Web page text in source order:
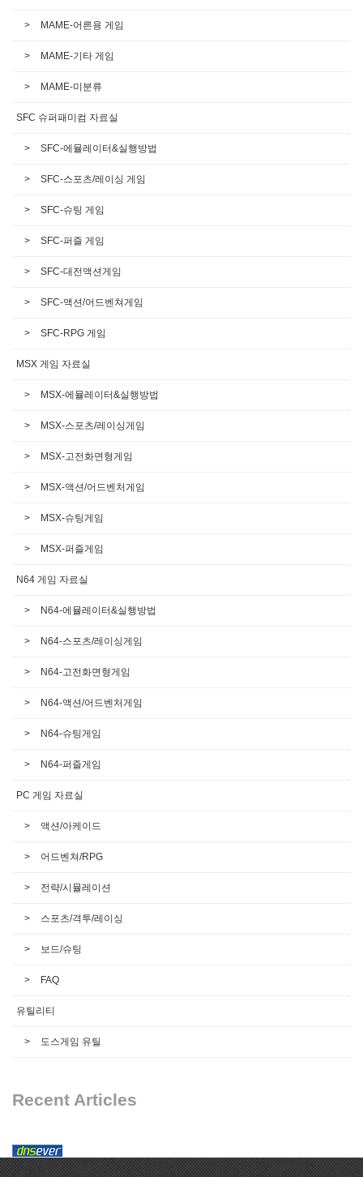
MAME-어른용 게임
MAME-기타 게임
MAME-미분류
SFC 슈퍼패미컴 자료실
SFC-에뮬레이터&실행방법
SFC-스포츠/레이싱 게임
SFC-슈팅 게임
SFC-퍼즐 게임
SFC-대전액션게임
SFC-액션/어드벤쳐게임
SFC-RPG 게임
MSX 게임 자료실
MSX-에뮬레이터&실행방법
MSX-스포츠/레이싱게임
MSX-고전화면형게임
MSX-액션/어드벤처게임
MSX-슈팅게임
MSX-퍼즐게임
N64 게임 자료실
N64-에뮬레이터&실행방법
N64-스포츠/레이싱게임
N64-고전화면형게임
N64-액션/어드벤처게임
N64-슈팅게임
N64-퍼즐게임
PC 게임 자료실
액션/아케이드
어드벤쳐/RPG
전략/시뮬레이션
스포츠/격투/레이싱
보드/슈팅
FAQ
유틸리티
도스게임 유틸
Recent Articles